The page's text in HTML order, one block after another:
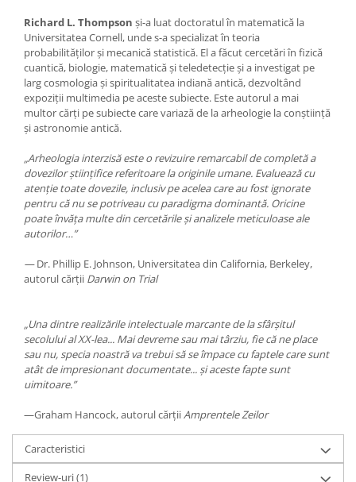
Richard L. Thompson și-a luat doctoratul în matematică la
Universitatea Cornell, unde s-a specializat în teoria
probabilităților și mecanică statistică. El a făcut cercetări în fizică
cuantică, biologie, matematică și teledetecție și a investigat pe
larg cosmologia și spiritualitatea indiană antică, dezvoltând
expoziții multimedia pe aceste subiecte. Este autorul a mai
multor cărți pe subiecte care variază de la arheologie la conștiință
și astronomie antică.
„Arheologia interzisă este o revizuire remarcabil de completă a
dovezilor științifice referitoare la originile umane. Evaluează cu
atenție toate dovezile, inclusiv pe acelea care au fost ignorate
pentru că nu se potriveau cu paradigma dominantă. Oricine
poate învăța multe din cercetările și analizele meticuloase ale
autorilor…”
—Dr. Phillip E. Johnson, Universitatea din California, Berkeley,
autorul cărții Darwin on Trial
„Una dintre realizările intelectuale marcante de la sfârșitul
secolului al XX-lea... Mai devreme sau mai târziu, fie că ne place
sau nu, specia noastră va trebui să se împace cu faptele care sunt
atât de impresionant documentate... și aceste fapte sunt
uimitoare.”
—Graham Hancock, autorul cărțiiAmprentele Zeilor
Caracteristici
Review-uri(1)